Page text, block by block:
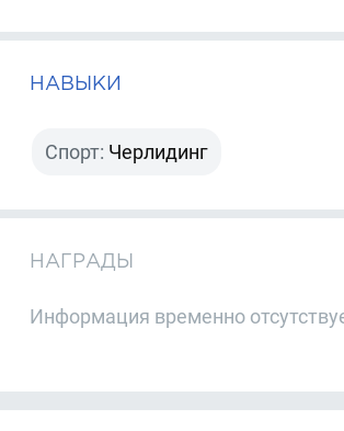
НАВЫКИ
Спорт: Черлидинг
НАГРАДЫ
Информация временно